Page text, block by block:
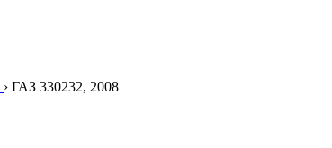
› ГАЗ 330232, 2008